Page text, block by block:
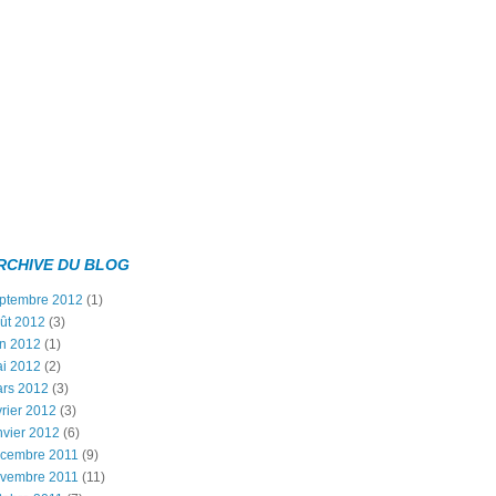
DU BLOG
2012 (1)
2012 (3)
2012 (1)
2012 (2)
2012 (3)
2012 (3)
2012 (6)
2011 (9)
2011 (11)